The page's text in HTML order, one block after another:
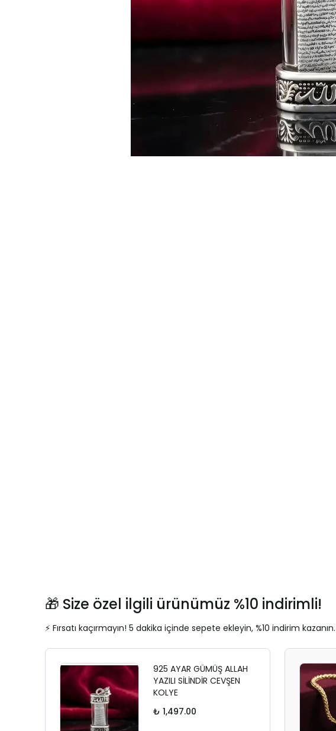
🎁 Size özel ilgili ürünümüz %10 indirimli!
⚡ Fırsatı kaçırmayın! 5 dakika içinde sepete ekleyin, %10 indirim kazanın.
925 AYAR GÜMÜŞ ALLAH
YAZILI SİLİNDİR CEVŞEN
KOLYE
₺ 1,497.00